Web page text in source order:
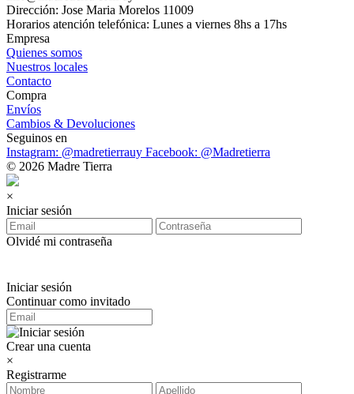
Dirección: Jose Maria Morelos 11009
Horarios atención telefónica: Lunes a viernes 8hs a 17hs
Empresa
Quienes somos
Nuestros locales
Contacto
Compra
Envíos
Cambios & Devoluciones
Seguinos en
Instagram: @madretierrauy Facebook: @Madretierra
© 2026 Madre Tierra
×
Iniciar sesión
Olvidé mi contraseña
Iniciar sesión
Continuar como invitado
Crear una cuenta
×
Registrarme